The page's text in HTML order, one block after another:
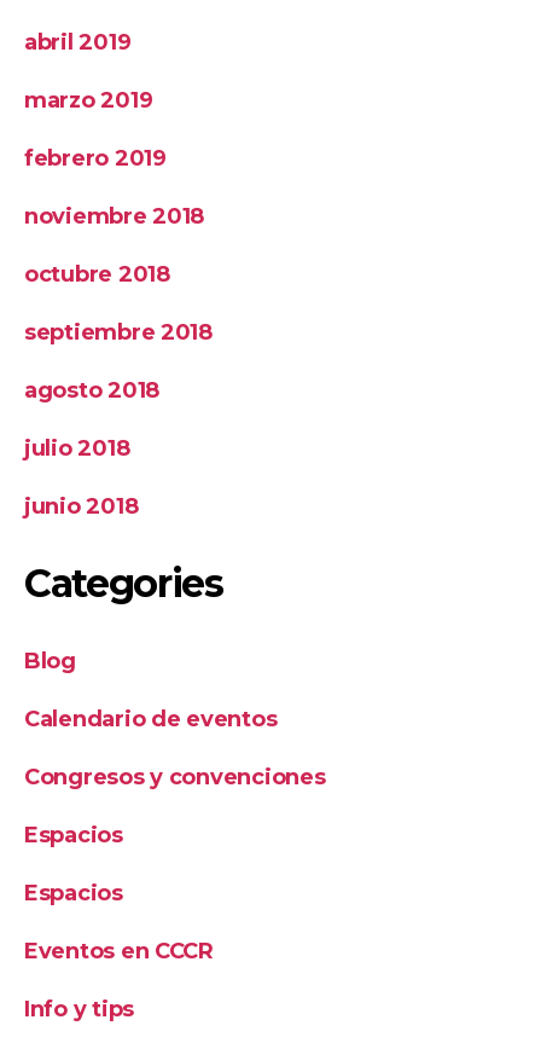
abril 2019
marzo 2019
febrero 2019
noviembre 2018
octubre 2018
septiembre 2018
agosto 2018
julio 2018
junio 2018
Categories
Blog
Calendario de eventos
Congresos y convenciones
Espacios
Espacios
Eventos en CCCR
Info y tips